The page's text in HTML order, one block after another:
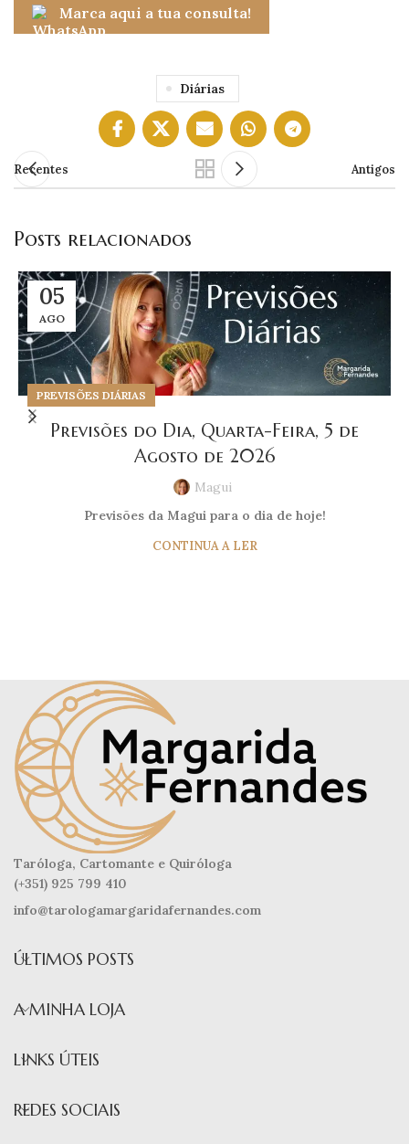
Marca aqui a tua consulta!
Diárias
Recentes Antigos
Posts relacionados
05
AGO
PREVISÕES DIÁRIAS
Previsões do Dia, Quarta-Feira, 5 de
Agosto de 2026
Magui
Previsões da Magui para o dia de hoje!
CONTINUA A LER
Taróloga, Cartomante e Quiróloga
(+351) 925 799 410
info@tarologamargaridafernandes.com
ÚLTIMOS POSTS
A MINHA LOJA
LINKS ÚTEIS
REDES SOCIAIS